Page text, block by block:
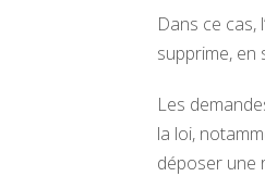
Dans ce cas,
supprime, en
Les
la loi,
déposer une